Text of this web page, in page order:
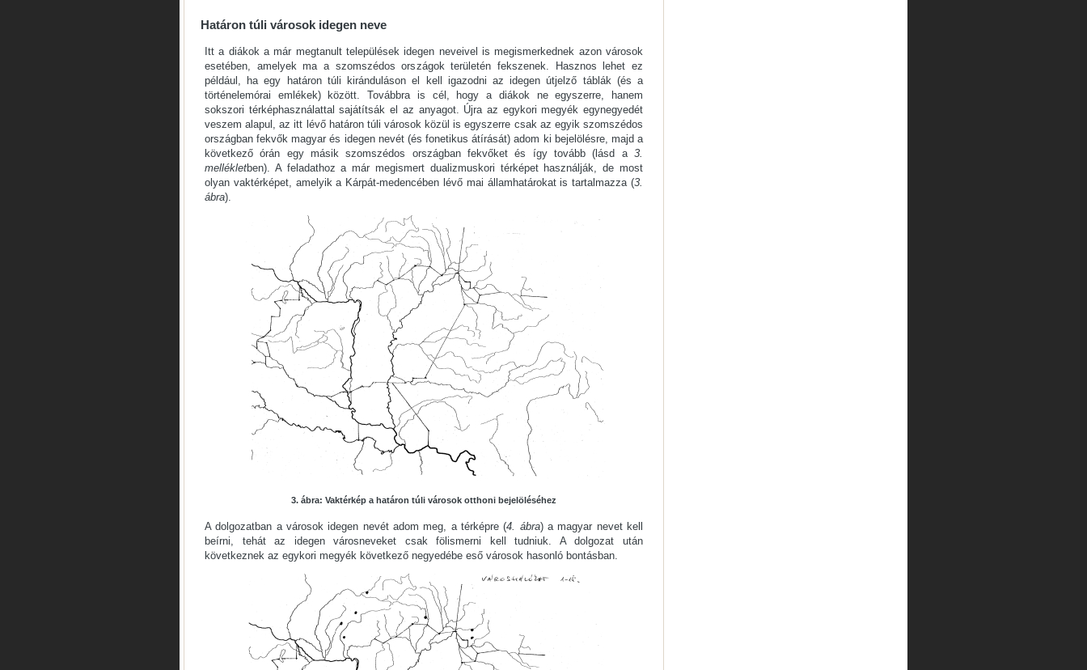
Határon túli városok idegen neve
Itt a diákok a már megtanult települések idegen neveivel is megismerkednek azon városok
esetében, amelyek ma a szomszédos országok területén fekszenek. Hasznos lehet ez
például, ha egy határon túli kiránduláson el kell igazodni az idegen útjelző táblák (és a
történelemórai emlékek) között. Továbbra is cél, hogy a diákok ne egyszerre, hanem
sokszori térképhasználattal sajátítsák el az anyagot. Újra az egykori megyék egynegyedét
veszem alapul, az itt lévő határon túli városok közül is egyszerre csak az egyik szomszédos
országban fekvők magyar és idegen nevét (és fonetikus átírását) adom ki bejelölésre, majd a
következő órán egy másik szomszédos országban fekvőket és így tovább (lásd a 3.
mellékletben). A feladathoz a már megismert dualizmuskori térképet használják, de most
olyan vaktérképet, amelyik a Kárpát-medencében lévő mai államhatárokat is tartalmazza (3.
ábra).
3. ábra: Vaktérkép a határon túli városok otthoni bejelöléséhez
A dolgozatban a városok idegen nevét adom meg, a térképre (4. ábra) a magyar nevet kell
beírni, tehát az idegen városneveket csak fölismerni kell tudniuk. A dolgozat után
következnek az egykori megyék következő negyedébe eső városok hasonló bontásban.